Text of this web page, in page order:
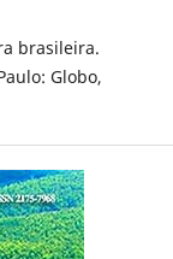
brasileira.
Globo,